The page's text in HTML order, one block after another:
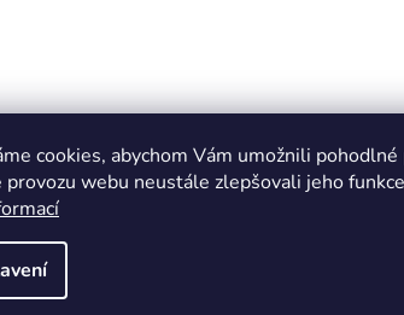
cookies, abychom Vám umožnili
provozu webu neustále zlepšovali jeho